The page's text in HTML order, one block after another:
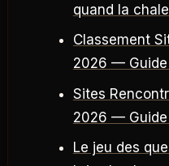
quand la
Classement
2026 —
Sites
2026 —
Le jeu des